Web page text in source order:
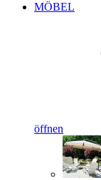
MÖBEL
öffnen